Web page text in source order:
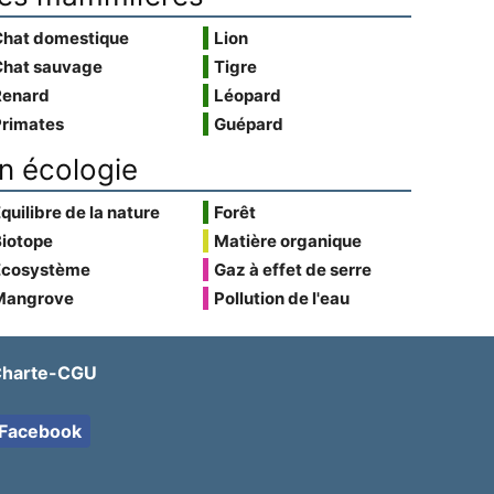
domestique
sauvage
Lion
Tigre
Léopard
Guépard
écologie
de la nature
Forêt
Matière organique
Gaz à effet de serre
Pollution de l'eau
CGU
Facebook